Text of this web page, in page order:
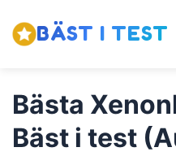
BÄST I TEST
Bästa
Bäst i test